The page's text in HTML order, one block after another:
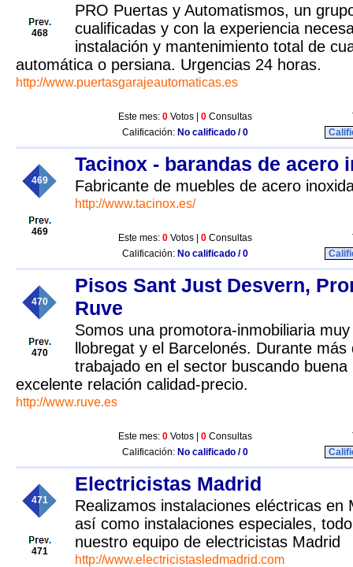
468
PRO Puertas y Automatismos, un
cualificadas y con la experiencia
instalación y mantenimiento total de
automática o persiana. Urgencias 24 horas.
http://www.puertasgarajeautomaticas.es
Este mes: 0 Votos | 0 Consultas
Calificación: No calificado / 0
469
469
Tacinox - barandas de acero
Fabricante de muebles de acero
http://www.tacinox.es/
Este mes: 0 Votos | 0 Consultas
Calificación: No calificado / 0
470
470
Pisos Sant Just Desvern,
Ruve
Somos una promotora-inmobiliaria
llobregat y el Barcelonés. Durante
trabajado en el sector buscando buena
excelente relación calidad-precio.
http://www.ruve.es
Este mes: 0 Votos | 0 Consultas
Calificación: No calificado / 0
471
471
Electricistas Madrid
Realizamos instalaciones eléctricas en
así como instalaciones especiales,
nuestro equipo de electricistas Madrid
http://www.electricistasledmadrid.com